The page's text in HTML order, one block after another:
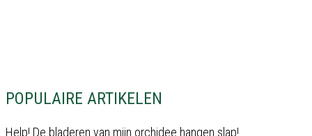
POPULAIRE ARTIKELEN
Help! De bladeren van mijn orchidee hangen slap!